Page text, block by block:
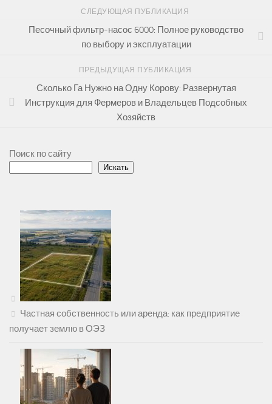
СЛЕДУЮЩАЯ ПУБЛИКАЦИЯ
Песочный фильтр-насос 6000: Полное руководство
по выбору и эксплуатации
ПРЕДЫДУЩАЯ ПУБЛИКАЦИЯ
Сколько Га Нужно на Одну Корову: Развернутая
Инструкция для Фермеров и Владельцев Подсобных
Хозяйств
Поиск по сайту
Искать
Частная собственность или аренда: как предприятие
получает землю в ОЭЗ